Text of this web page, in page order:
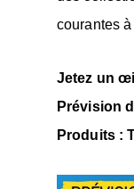
courantes à
Jetez un
Prévision
Produits :